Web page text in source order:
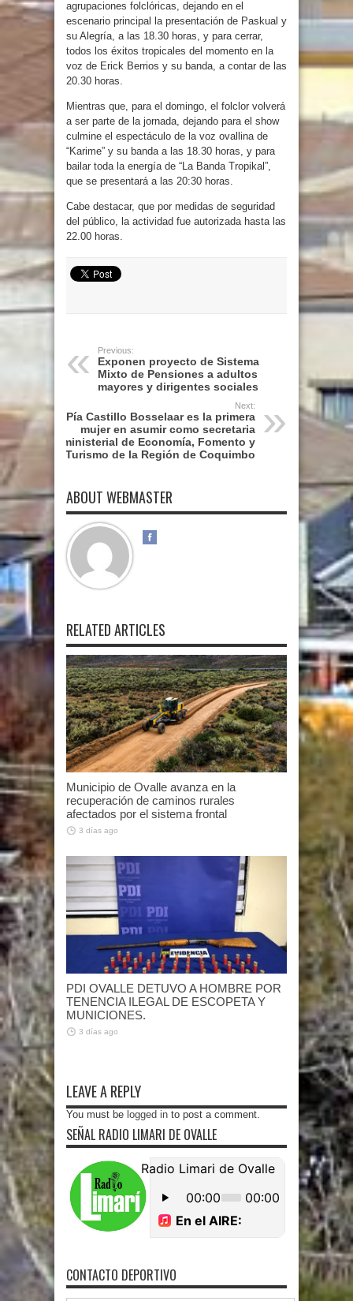
agrupaciones folclóricas, dejando en el
escenario principal la presentación de Paskual y
su Alegría, a las 18.30 horas, y para cerrar,
todos los éxitos tropicales del momento en la
voz de Erick Berrios y su banda, a contar de las
20.30 horas.
Mientras que, para el domingo, el folclor volverá
a ser parte de la jornada, dejando para el show
culmine el espectáculo de la voz ovallina de
“Karime” y su banda a las 18.30 horas, y para
bailar toda la energía de “La Banda Tropikal”,
que se presentará a las 20:30 horas.
Cabe destacar, que por medidas de seguridad
del público, la actividad fue autorizada hasta las
22.00 horas.
Previous:
Exponen proyecto de Sistema
Mixto de Pensiones a adultos
mayores y dirigentes sociales
Next:
Pía Castillo Bosselaar es la primera
mujer en asumir como secretaria
ministerial de Economía, Fomento y
Turismo de la Región de Coquimbo
ABOUT WEBMASTER
RELATED ARTICLES
Municipio de Ovalle avanza en la
recuperación de caminos rurales
afectados por el sistema frontal
3 días ago
PDI OVALLE DETUVO A HOMBRE POR
TENENCIA ILEGAL DE ESCOPETA Y
MUNICIONES.
3 días ago
LEAVE A REPLY
You must be logged in to post a comment.
SEÑAL RADIO LIMARI DE OVALLE
CONTACTO DEPORTIVO